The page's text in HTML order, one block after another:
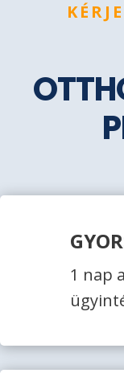
1 nap